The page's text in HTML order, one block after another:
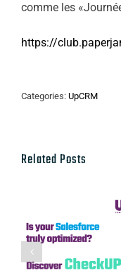
comme les
https://
Categories: UpCRM
Related Posts
Discover our